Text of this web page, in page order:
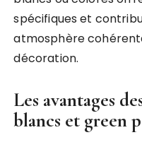
spécifiques et
atmosphère
décoration.
Les avantages
blancs et green